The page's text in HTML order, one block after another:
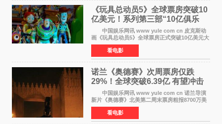
《玩具总动员5》全球票房突破10
亿美元！系列第三部“10亿俱乐
部”达成
中国娱乐网讯 www yule com cn 皮克斯动
画《玩具总动员5》全球票房正式突破10亿美元大
关。截至上周末，该片全球累计票房已达10 22亿
美元，其中北美市场贡献4 48亿美元，中国内地
票房达2 82
看电影
诺兰《奥德赛》次周票房仅跌
29%！全球突破6.39亿 有望冲击
13亿成诺兰最卖座电影
中国娱乐网讯 www yule com cn 诺兰导演
新片《奥德赛》北美第二周末票房粗报8700万美
元（周五至周日：2600万&rarr;3460万
&rarr;2640万），较首周1 24亿美元仅下跌29
6%，走势极为强劲，远超
看电影